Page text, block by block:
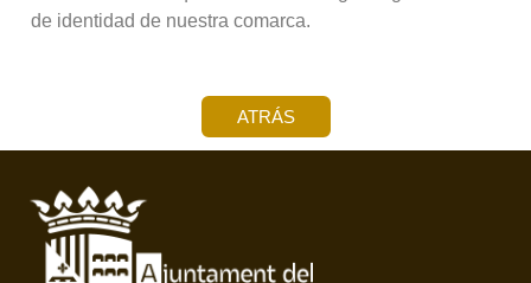
de identidad de nuestra comarca.
ATRÁS